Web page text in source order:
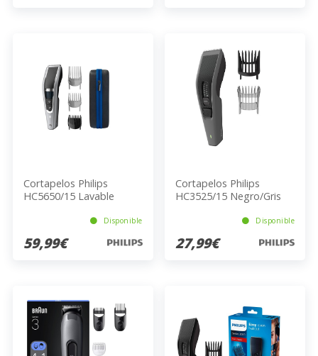
Cortapelos Philips
HC5650/15 Lavable
Carga Iones Litio
Disponible
59,99€
Cortapelos Philips
HC3525/15 Negro/Gris
Disponible
27,99€